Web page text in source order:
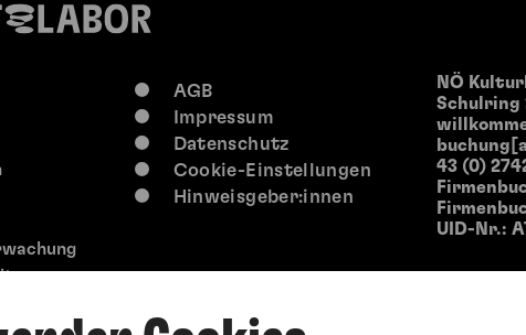
NÖ
Schulring
43 (0)
UID-Nr.:
AGB
Impressum
Datenschutz
Cookie-Einstellungen
Hinweisgeber:innen